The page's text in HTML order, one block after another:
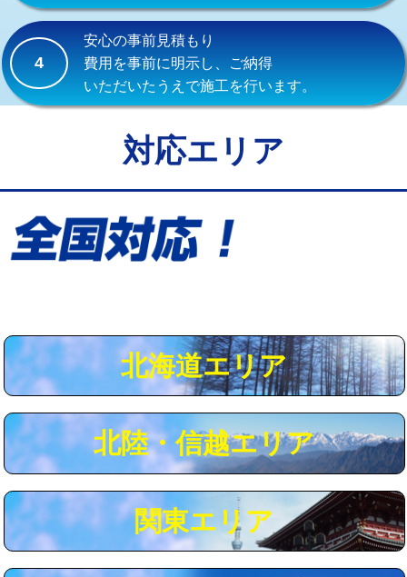
持込商品取付（浄水器・分岐水栓） 16,500円
給水管工事※（ホール加工)
給水管工事※（バンド止め) 3,300円
給水管工事※（保温材使用（バンド止
5,500円
給水管工事※（土の掘削・埋め戻し作
業)
用（追加）/3ｍ超え)
給水管工事※（ライニング鋼管・銅
44,000円
給水管工事※（ライニング鋼管・銅
管・ポリ管・HT管使用/3ｍ超え)
+8,800円
マス交換（土の掘削・埋め戻し作業） 11,000円~
マス交換（深さ50㎝未満） 55,000円
マス交換（深さ50㎝以上） 66,000円
4
安心の事前見積もり
費用を事前に明示し、ご納得
いただいたうえで施工を行います。
対応エリア
北海道エリア
北陸・信越エリア
関東エリア